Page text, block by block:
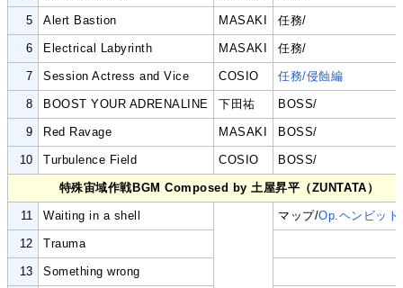
5 Alert Bastion MASAKI 任務/
6 Electrical Labyrinth MASAKI 任務/
7 Session Actress and Vice COSIO 任務/侵蝕編
8 BOOST YOUR ADRENALINE 下田祐 BOSS/
9 Red Ravage MASAKI BOSS/
10 Turbulence Field COSIO BOSS/
特殊宙域作戦BGM Composed by 土屋昇平（ZUNTATA）
11 Waiting in a shell マップ/Op.ヘンビット
12 Trauma
13 Something wrong